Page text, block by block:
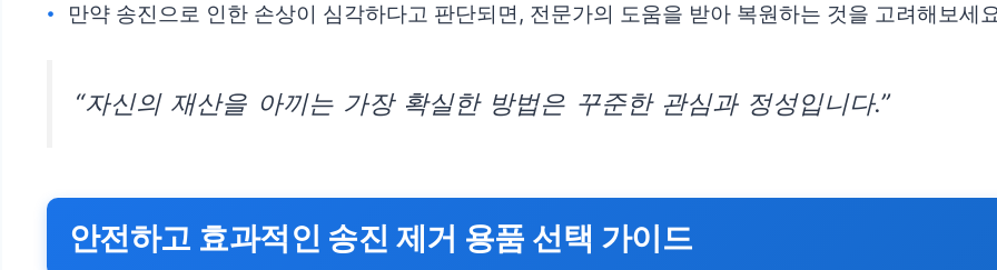
만약 송진으로 인한 손상이 심각하다고 판단되면, 전문가의 도움을 받아 복원하는 것을 고려해보세
“자신의 재산을 아끼는 가장 확실한 방법은 꾸준한 관심과 정성입니다.”
안전하고 효과적인 송진 제거 용품 선택 가이드